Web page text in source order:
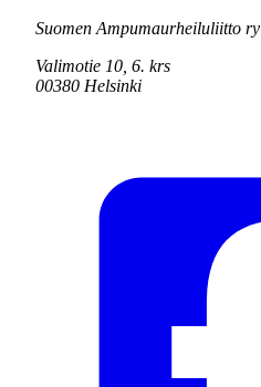
Suomen Ampumaurheiluliitto ry
Valimotie 10, 6. krs
00380 Helsinki